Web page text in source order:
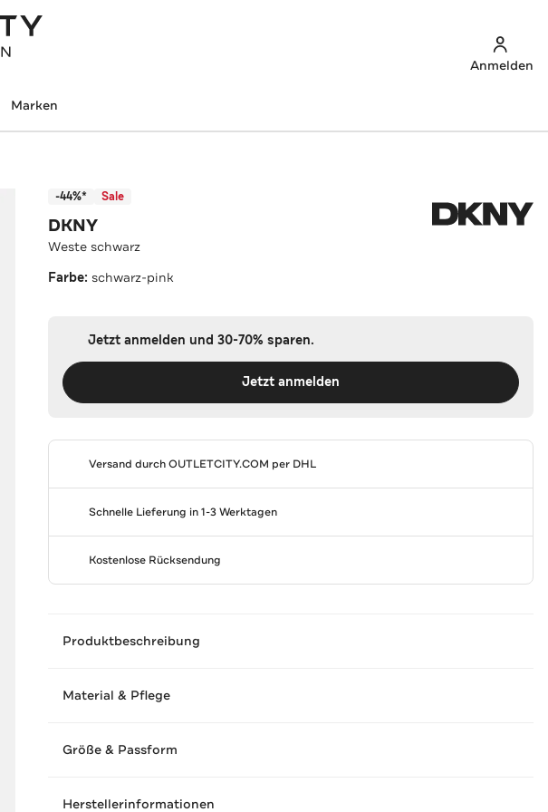
Anmelden
Marken
-44%* Sale
DKNY
Weste schwarz
Farbe: schwarz-pink
Jetzt anmelden und 30-70% sparen.
Jetzt anmelden
Versand durchOUTLETCITY.COM per DHL
Schnelle Lieferung in 1-3 Werktagen
Kostenlose Rücksendung
Produktbeschreibung
Material & Pflege
Größe & Passform
Herstellerinformationen